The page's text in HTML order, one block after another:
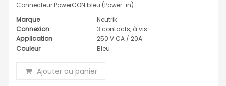
Connecteur PowerCON bleu (Power-in)
Marque
Neutrik
Connexion
3 contacts, à vis
Application
250 V CA / 20A
Couleur
Bleu
Ajouter au panier